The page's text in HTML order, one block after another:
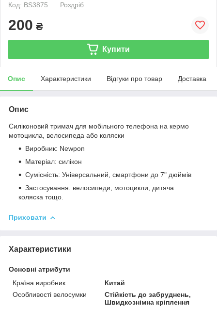
Код: BS3875
Роздріб
200 ₴
Купити
Опис Характеристики Відгуки про товар Доставка
Опис
Силіконовий тримач для мобільного телефона на кермо
мотоцикла, велосипеда або коляски
Виробник: Newpon
Матеріал: силікон
Сумісність: Універсальний, смартфони до 7" дюймів
Застосування: велосипеди, мотоцикли, дитяча
коляска тощо.
Приховати
Характеристики
Основні атрибути
Країна виробник
Китай
Особливості велосумки
Стійкість до забруднень,
Швидкознімна кріплення